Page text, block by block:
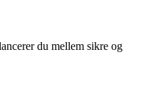
du mellem sikre og